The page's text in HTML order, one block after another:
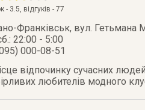
- 3.5, відгуків -77
Франківськ, вул. Гетьмана
22:00 - 5:00
000-08-51
відпочинку сучасних
любителів модного